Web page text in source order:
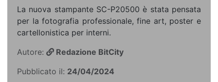
La nuova stampante SC-P20500 è stata pensata
per la fotografia professionale, fine art, poster e
cartellonistica per interni.
Autore:
Redazione BitCity
Pubblicato il: 24/04/2024